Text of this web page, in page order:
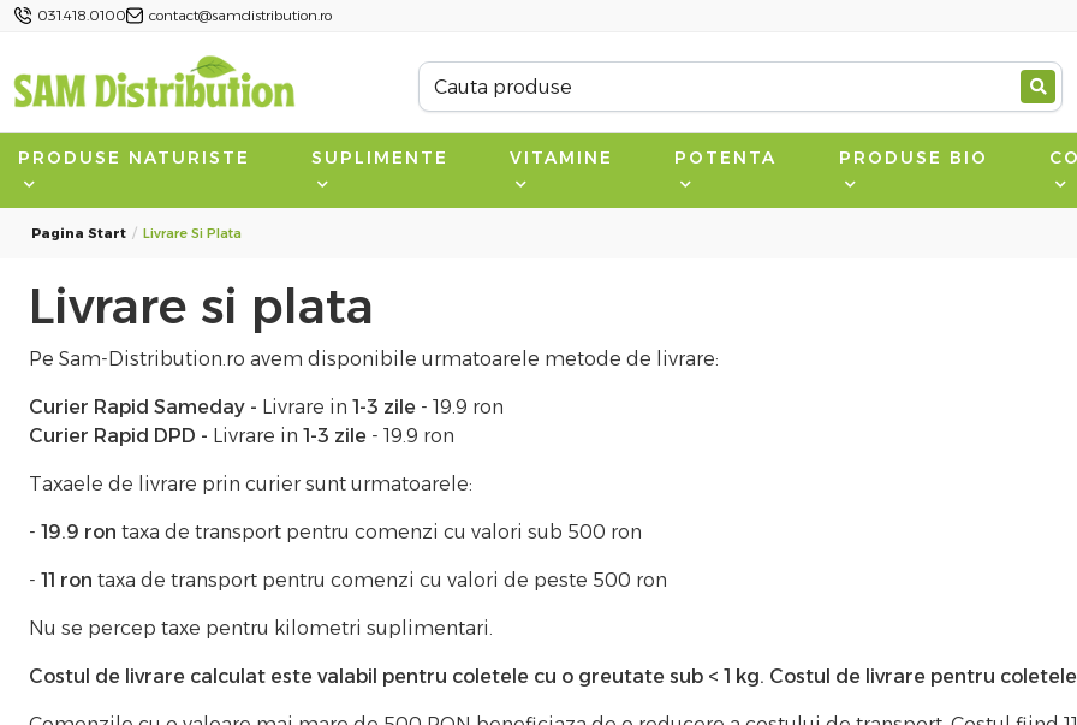
031.418.0100 contact@samdistribution.ro
PRODUSE NATURISTE SUPLIMENTE VITAMINE POTENTA PRODUSE BIO
Pagina Start Livrare Si Plata
Livrare si plata
Pe Sam-Distribution.ro avem disponibile urmatoarele metode de livrare:
Curier Rapid Sameday - Livrare in 1-3 zile - 19.9 ron
Curier Rapid DPD - Livrare in 1-3 zile - 19.9 ron
Taxaele de livrare prin curier sunt urmatoarele:
- 19.9 ron taxa de transport pentru comenzi cu valori sub 500 ron
- 11 ron taxa de transport pentru comenzi cu valori de peste 500 ron
Nu se percep taxe pentru kilometri suplimentari.
Costul de livrare calculat este valabil pentru coletele cu o greutate sub < 1 kg. Costul de livrare pentru